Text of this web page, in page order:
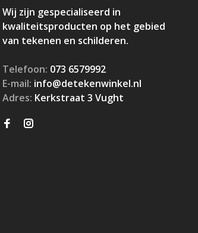
Wij zijn gespecialiseerd in
kwaliteitsproducten op het gebied
van tekenen en schilderen.
Telefoon: 073 6579992
E-mail: info@detekenwinkel.nl
Adres: Kerkstraat 3 Vught